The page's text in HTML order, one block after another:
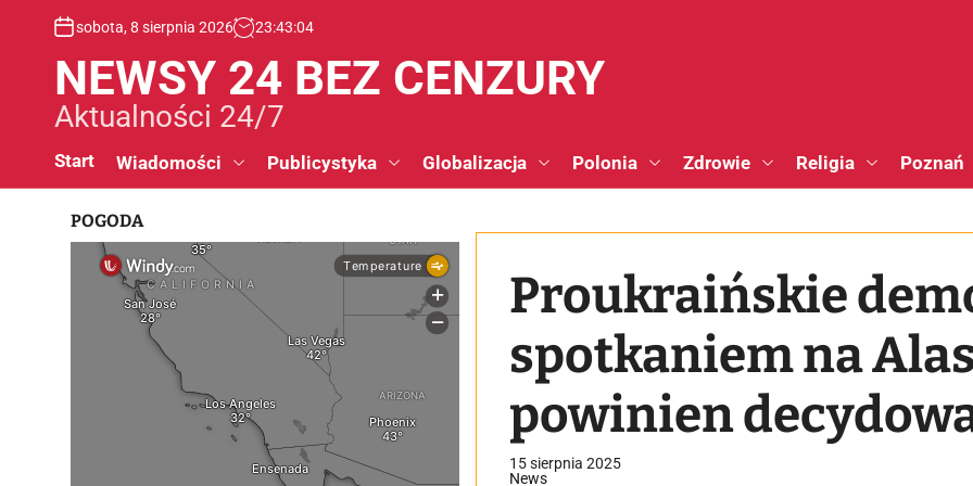
sobota, 8 sierpnia 2026 23:43:05
NEWSY 24 BEZ CENZURY
Aktualności 24/7
Start Wiadomości Publicystyka Globalizacja Polonia Zdrowie Religia Poznań
Proukraińskie
spotkaniem na
powinien
15 sierpnia 2025
News
POGODA